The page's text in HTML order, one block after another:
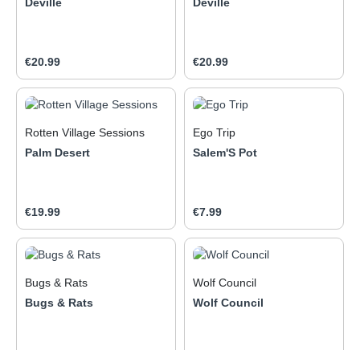
Variations on a Theme, with
Neurosis)
Regular price:
€20.99 Regular price:
€20.99
Rotten Village Sessions
Palm Desert
Regular price:
€19.99
Ego Trip
Salem'S Pot
Regular price:
€7.99
Bugs & Rats
Bugs & Rats
Wolf Council
Wolf Council